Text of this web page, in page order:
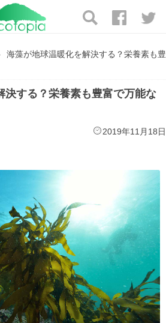
海藻が地球温暖化を解決する？栄養素も豊
決する？栄養素も豊富で万能な
2019年11月18日